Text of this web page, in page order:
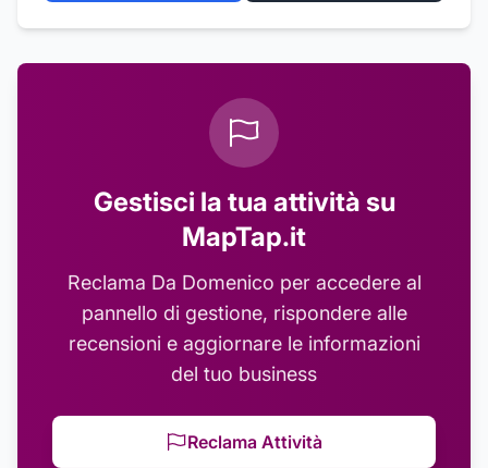
Gestisci la tua attività su
MapTap.it
Reclama Da Domenico per accedere al
pannello di gestione, rispondere alle
recensioni e aggiornare le informazioni
del tuo business
Reclama Attività